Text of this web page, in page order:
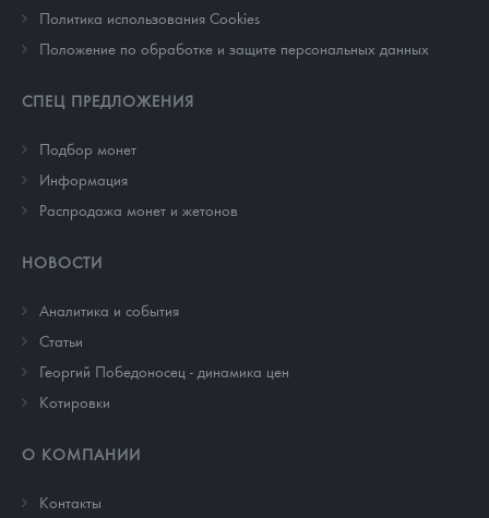
Политика использования Cookies
Положение по обработке и защите персональных данных
СПЕЦ ПРЕДЛОЖЕНИЯ
Подбор монет
Информация
Распродажа монет и жетонов
НОВОСТИ
Аналитика и события
Cтатьи
Георгий Победоносец - динамика цен
Котировки
О КОМПАНИИ
Контакты